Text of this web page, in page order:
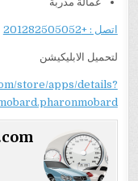
اتصل : +201282505052
لتحميل الابليكيشن
store/apps/details?